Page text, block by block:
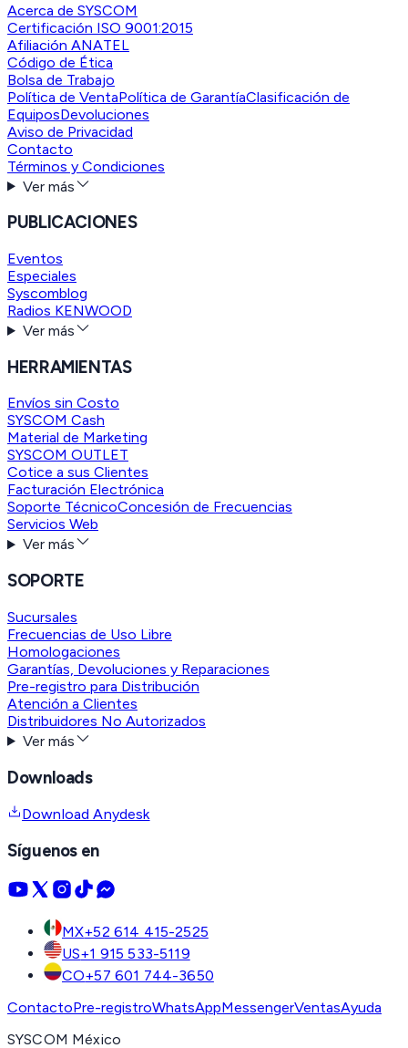
Acerca de SYSCOM
Certificación ISO 9001:2015
Afiliación ANATEL
Código de Ética
Bolsa de Trabajo
Política de VentaPolítica de GarantíaClasificación de
EquiposDevoluciones
Aviso de Privacidad
Contacto
Términos y Condiciones
Ver más
PUBLICACIONES
Eventos
Especiales
Syscomblog
Radios KENWOOD
Ver más
HERRAMIENTAS
Envíos sin Costo
SYSCOM Cash
Material de Marketing
SYSCOM OUTLET
Cotice a sus Clientes
Facturación Electrónica
Soporte TécnicoConcesión de Frecuencias
Servicios Web
Ver más
SOPORTE
Sucursales
Frecuencias de Uso Libre
Homologaciones
Garantías, Devoluciones y Reparaciones
Pre-registro para Distribución
Atención a Clientes
Distribuidores No Autorizados
Ver más
Downloads
Download Anydesk
Síguenos en
MX+52 614 415-2525
US+1 915 533-5119
CO+57 601 744-3650
ContactoPre-registroWhatsAppMessengerVentasAyuda
SYSCOM México